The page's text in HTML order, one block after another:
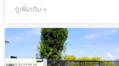
ดูเพิ่มเติม »